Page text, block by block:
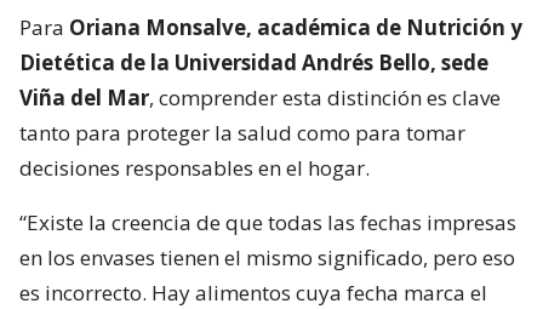
Para Oriana Monsalve, académica de Nutrición y
Dietética de la Universidad Andrés Bello, sede
Viña del Mar, comprender esta distinción es clave
tanto para proteger la salud como para tomar
decisiones responsables en el hogar.
“Existe la creencia de que todas las fechas impresas
en los envases tienen el mismo significado, pero eso
es incorrecto. Hay alimentos cuya fecha marca el